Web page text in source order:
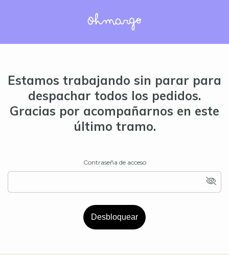
Estamos trabajando sin parar para
despachar todos los pedidos.
Gracias por acompañarnos en este
último tramo.
Contraseña de acceso
Desbloquear